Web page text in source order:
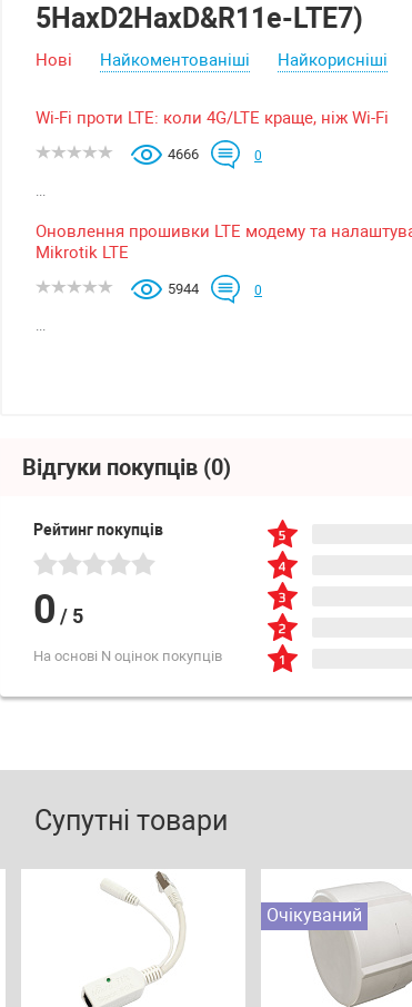
5HaxD2HaxD&R11e-LTE7)
Нові Найкоментованіші Найкорисніші
Wi-Fi проти LTE: коли 4G/LTE краще, ніж Wi-Fi
4666 0
Оновлення прошивки LTE модему та
Mikrotik LTE
5944 0
Відгуки покупців (0)
Рейтинг покупців
0 / 5
На основі N оцінок покупців
Супутні товари
Очікуваний